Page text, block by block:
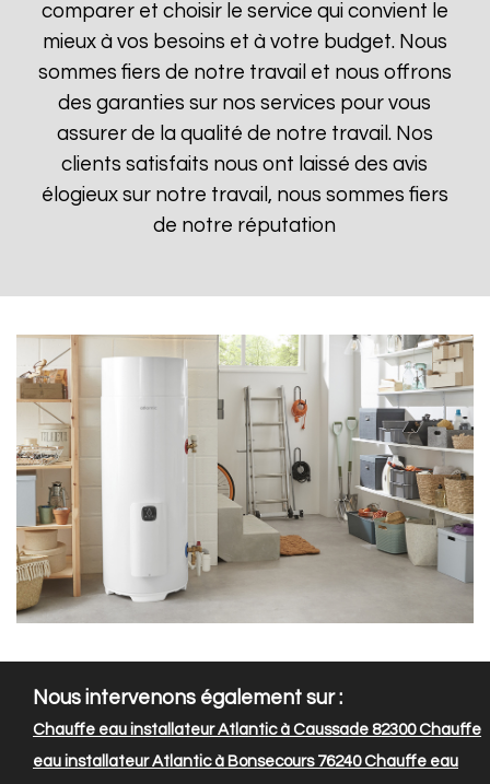
comparer et choisir le service qui convient le
mieux à vos besoins et à votre budget. Nous
sommes fiers de notre travail et nous offrons
des garanties sur nos services pour vous
assurer de la qualité de notre travail. Nos
clients satisfaits nous ont laissé des avis
élogieux sur notre travail, nous sommes fiers
de notre réputation
Nous intervenons également sur :
Chauffe eau installateur Atlantic à Caussade 82300Chauffe
eau installateur Atlantic à Bonsecours 76240Chauffe eau